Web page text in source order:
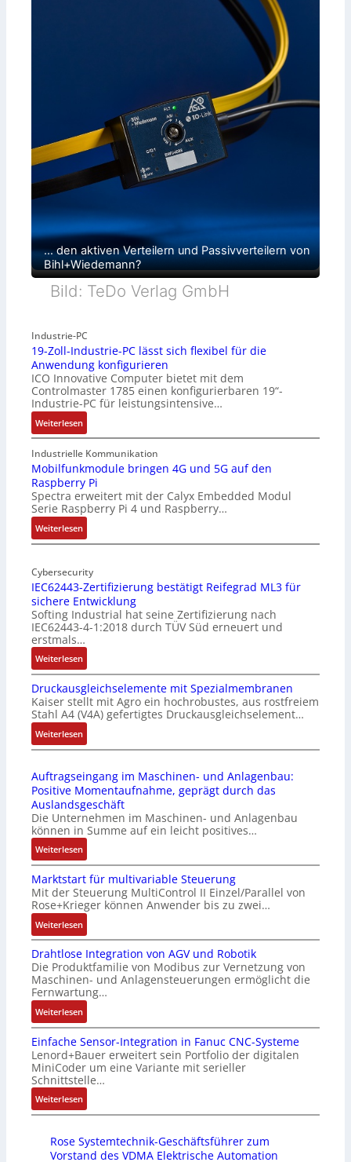
… den aktiven Verteilern und Passivverteilern von
Bihl+Wiedemann?
Bild: TeDo Verlag GmbH
Industrie-PC
19-Zoll-Industrie-PC lässt sich flexibel für die
Anwendung konfigurieren
ICO Innovative Computer bietet mit dem
Controlmaster 1785 einen konfigurierbaren 19“-
Industrie-PC für leistungsintensive…
Weiterlesen:
1
9
-
Z
o
l
l
-
n
d
u
s
t
r
i
e
-
P
C
l
ä
s
t
s
i
c
h
f
l
e
x
i
b
e
l
f
ü
r
i
e
A
n
w
n
d
Industrielle Kommunikation
Mobilfunkmodule bringen 4G und 5G auf den
Raspberry Pi
Spectra erweitert mit der Calyx Embedded Modul
Serie Raspberry Pi 4 und Raspberry…
Weiterlesen:
M
b
i
l
f
u
n
k
m
o
d
u
l
e
r
i
n
g
e
n
G
u
n
d
G
a
u
d
n
R
a
p
e
r
Cybersecurity
IEC62443-Zertifizierung bestätigt Reifegrad ML3 für
sichere Entwicklung
Softing Industrial hat seine Zertifizierung nach
IEC62443-4-1:2018 durch TÜV Süd erneuert und
erstmals…
Weiterlesen:
I
E
6
2
4
3
-
Z
e
r
t
i
f
i
z
i
e
u
n
g
b
e
s
t
ä
t
i
t
R
Druckausgleichselemente mit Spezialmembranen
Kaiser stellt mit Agro ein hochrobustes, aus rostfreiem
Stahl A4 (V4A) gefertigtes Druckausgleichselement…
Weiterlesen:
D
u
c
k
a
u
s
g
l
e
i
c
h
e
l
e
m
e
n
t
e
m
i
S
p
Auftragseingang im Maschinen- und Anlagenbau:
Positive Momentaufnahme, geprägt durch das
Auslandsgeschäft
Die Unternehmen im Maschinen- und Anlagenbau
können in Summe auf ein leicht positives…
Weiterlesen:
A
u
f
t
r
a
g
s
e
i
n
g
a
n
g
i
m
M
s
Marktstart für multivariable Steuerung
Mit der Steuerung MultiControl II Einzel/Parallel von
Rose+Krieger können Anwender bis zu zwei…
Weiterlesen:
M
a
r
k
t
s
t
a
r
t
f
ü
r
u
Drahtlose Integration von AGV und Robotik
Die Produktfamilie von Modibus zur Vernetzung von
Maschinen- und Anlagensteuerungen ermöglicht die
Fernwartung…
Weiterlesen:
D
r
a
h
t
l
o
e
Einfache Sensor-Integration in Fanuc CNC-Systeme
Lenord+Bauer erweitert sein Portfolio der digitalen
MiniCoder um eine Variante mit serieller
Schnittstelle…
Weiterlesen:
E
n
f
Rose Systemtechnik-Geschäftsführer zum
Vorstand des VDMA Elektrische Automation